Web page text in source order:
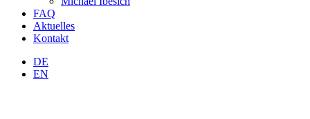
FAQ
Aktuelles
Kontakt
DE
EN